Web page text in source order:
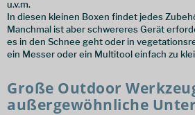
u.v.m.
In diesen kleinen Boxen findet jedes
Manchmal ist aber schwereres Gerät
es in den Schnee geht oder in
ein Messer oder ein Multitool einfach zu
Große Outdoor
außergewöhnliche